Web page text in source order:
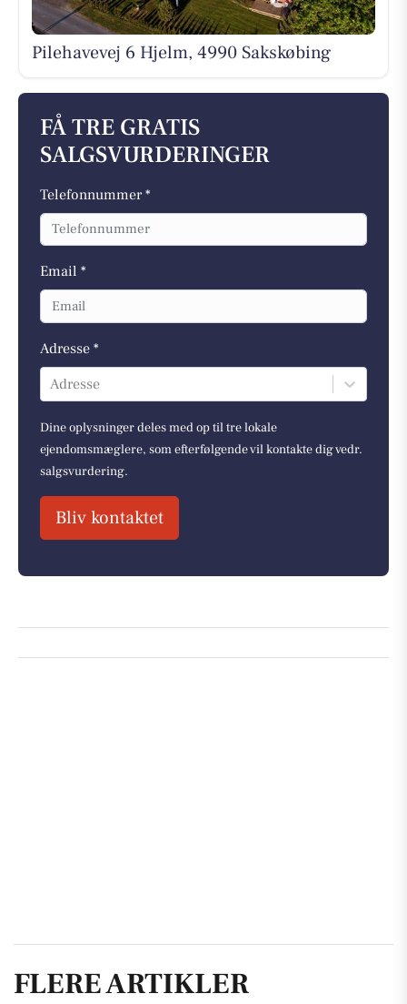
Pilehavevej 6 Hjelm, 4990 Sakskøbing
FÅ TRE GRATIS
SALGSVURDERINGER
Telefonnummer *
Email *
Adresse *
Adresse
Dine oplysninger deles med op til tre lokale
ejendomsmæglere, som efterfølgende vil kontakte dig vedr.
salgsvurdering.
Bliv kontaktet
FLERE ARTIKLER